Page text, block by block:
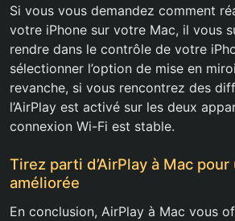
Si vous vous demandez comment
votre iPhone sur votre Mac, il vous
rendre dans le contrôle de votre
sélectionner l’option de mise en
revanche, si vous rencontrez des
l’AirPlay est activé sur les deux
connexion Wi-Fi est stable.
Tirez parti d’AirPlay à Mac
améliorée
En conclusion, AirPlay à Mac vous